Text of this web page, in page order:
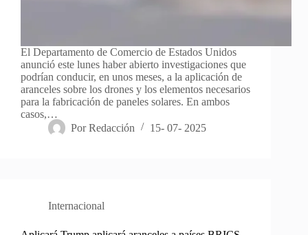
El Departamento de Comercio de Estados Unidos
anunció este lunes haber abierto investigaciones que
podrían conducir, en unos meses, a la aplicación de
aranceles sobre los drones y los elementos necesarios
para la fabricación de paneles solares. En ambos
casos,…
Por Redacción 15- 07- 2025
Internacional